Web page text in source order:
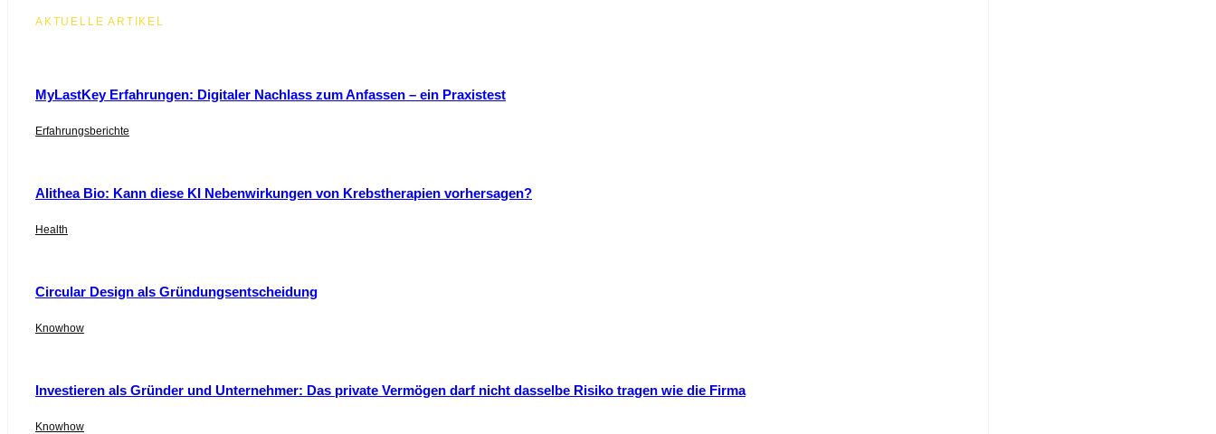
AKTUELLE ARTIKEL
MyLastKey Erfahrungen: Digitaler Nachlass zum Anfassen – ein Praxistest
Erfahrungsberichte
Alithea Bio: Kann diese KI Nebenwirkungen von Krebstherapien vorhersagen?
Health
Circular Design als Gründungsentscheidung
Knowhow
Investieren als Gründer und Unternehmer: Das private Vermögen darf nicht dasselbe Risiko tragen wie die Firma
Knowhow